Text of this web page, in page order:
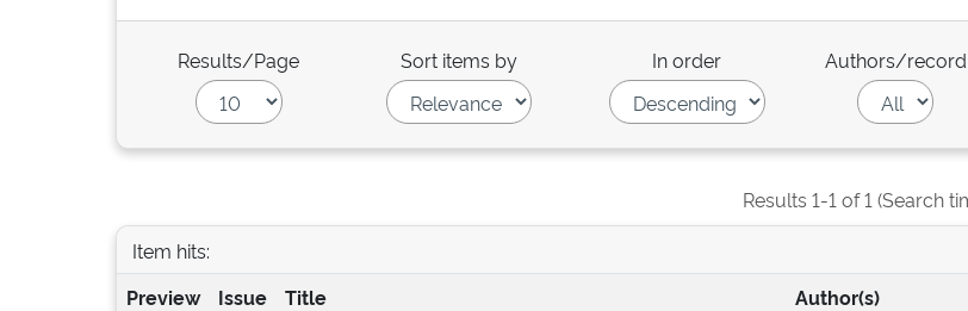
Results/Page Sort items by In order Authors/record
Results 1-1 of 1 (Search
Item hits:
Preview
Issue
Title Author(s)